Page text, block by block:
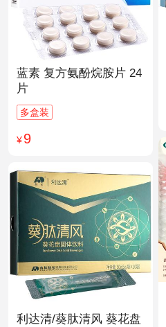
蓝素 复方氨酚烷胺片 24
片
多盒装
¥9
利达清/葵肽清风 葵花盘